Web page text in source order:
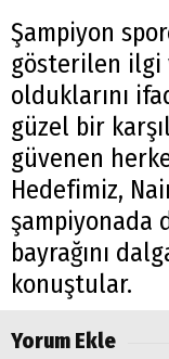
Şampiyon
gösterilen ilgi
olduklarını
güzel bir
güvenen
Hedefimiz,
şampiyonada
bayrağını
konuştular.
Yorum Ekle